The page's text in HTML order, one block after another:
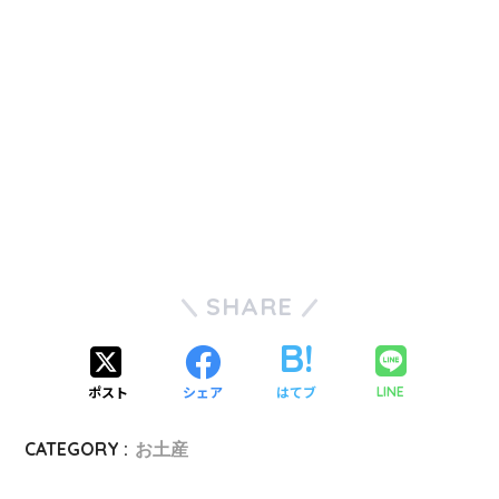
SHARE
ポスト シェア はてブ LINE
CATEGORY : お土産